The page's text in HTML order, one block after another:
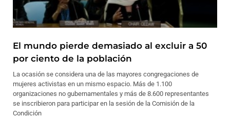
El mundo pierde demasiado al excluir a 50
por ciento de la población
La ocasión se considera una de las mayores congregaciones de
mujeres activistas en un mismo espacio. Más de 1.100
organizaciones no gubernamentales y más de 8.600 representantes
se inscribieron para participar en la sesión de la Comisión de la
Condición